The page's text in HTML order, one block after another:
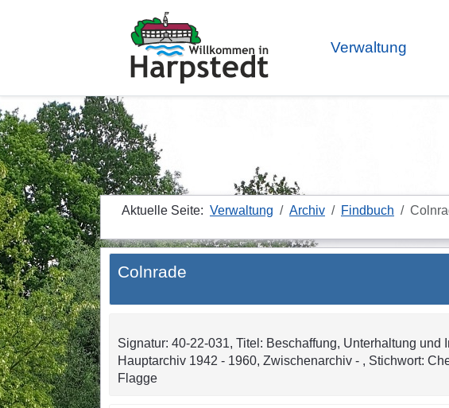
Verwaltung
Aktuelle Seite: Verwaltung Archiv Findbuch
Colnrade
Signatur: 40-22-031, Titel: Beschaffung, Unterhaltung
Hauptarchiv 1942 - 1960, Zwischenarchiv - , Stichwort:
Flagge